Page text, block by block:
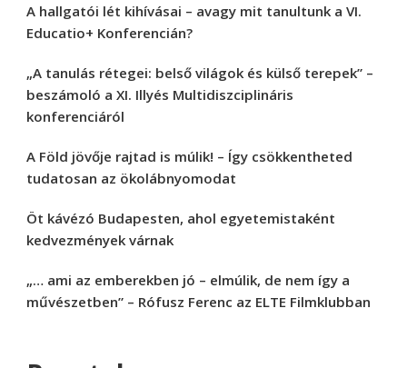
A hallgatói lét kihívásai – avagy mit tanultunk a VI.
Educatio+ Konferencián?
„A tanulás rétegei: belső világok és külső terepek” –
beszámoló a XI. Illyés Multidiszciplináris
konferenciáról
A Föld jövője rajtad is múlik! – Így csökkentheted
tudatosan az ökolábnyomodat
Öt kávézó Budapesten, ahol egyetemistaként
kedvezmények várnak
„… ami az emberekben jó – elmúlik, de nem így a
művészetben” – Rófusz Ferenc az ELTE Filmklubban